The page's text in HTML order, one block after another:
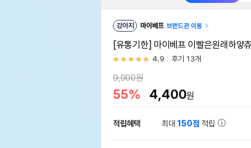
강아지 마이베프 브랜드관 이동
[유통기한] 마이베프 이빨은원래하
4.9 후기 13개
9,900원
55% 4,400원
적립혜택 최대150점 적립